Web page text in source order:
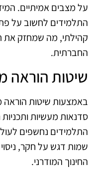
על מצבים אמיתיים.
התלמידים לחשוב על
קהילתי, מה שמחזק את
החברתית.
שיטות הוראה
באמצעות שיטות הוראה
סדנאות מעשיות
התלמידים נחשפים
שמות דגש על חקר,
החינוך המודרני.